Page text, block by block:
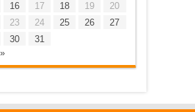
16 17 18 19
20
23 24 25 26
27
30
31